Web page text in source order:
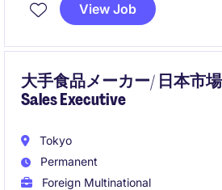
新規顧客開拓から既存顧客深耕ま
View Job
大手食品メーカー/ 日本市
Sales Executive
Tokyo
Permanent
Foreign Multinational